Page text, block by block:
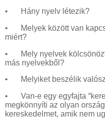
•
Hány nyelv létezik?
•
Melyek között van
miért?
•
Mely nyelvek
más nyelvekből?
•
Melyiket beszélik
•
Van-e egy egyfajta
megkönnyíti az olyan
kereskedelmet, amik nem